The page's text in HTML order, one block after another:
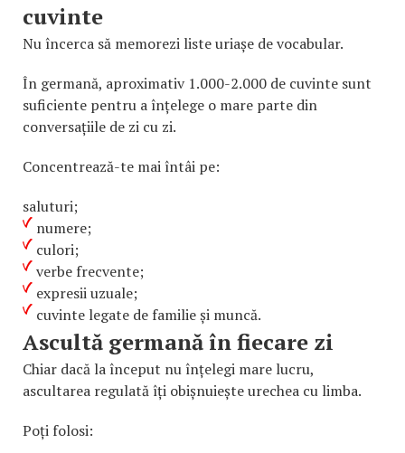
cuvinte
Nu încerca să memorezi liste uriașe de vocabular.
În germană, aproximativ 1.000-2.000 de cuvinte sunt
suficiente pentru a înțelege o mare parte din
conversațiile de zi cu zi.
Concentrează-te mai întâi pe:
saluturi;
numere;
culori;
verbe frecvente;
expresii uzuale;
cuvinte legate de familie și muncă.
Ascultă germană în fiecare zi
Chiar dacă la început nu înțelegi mare lucru,
ascultarea regulată îți obișnuiește urechea cu limba.
Poți folosi: